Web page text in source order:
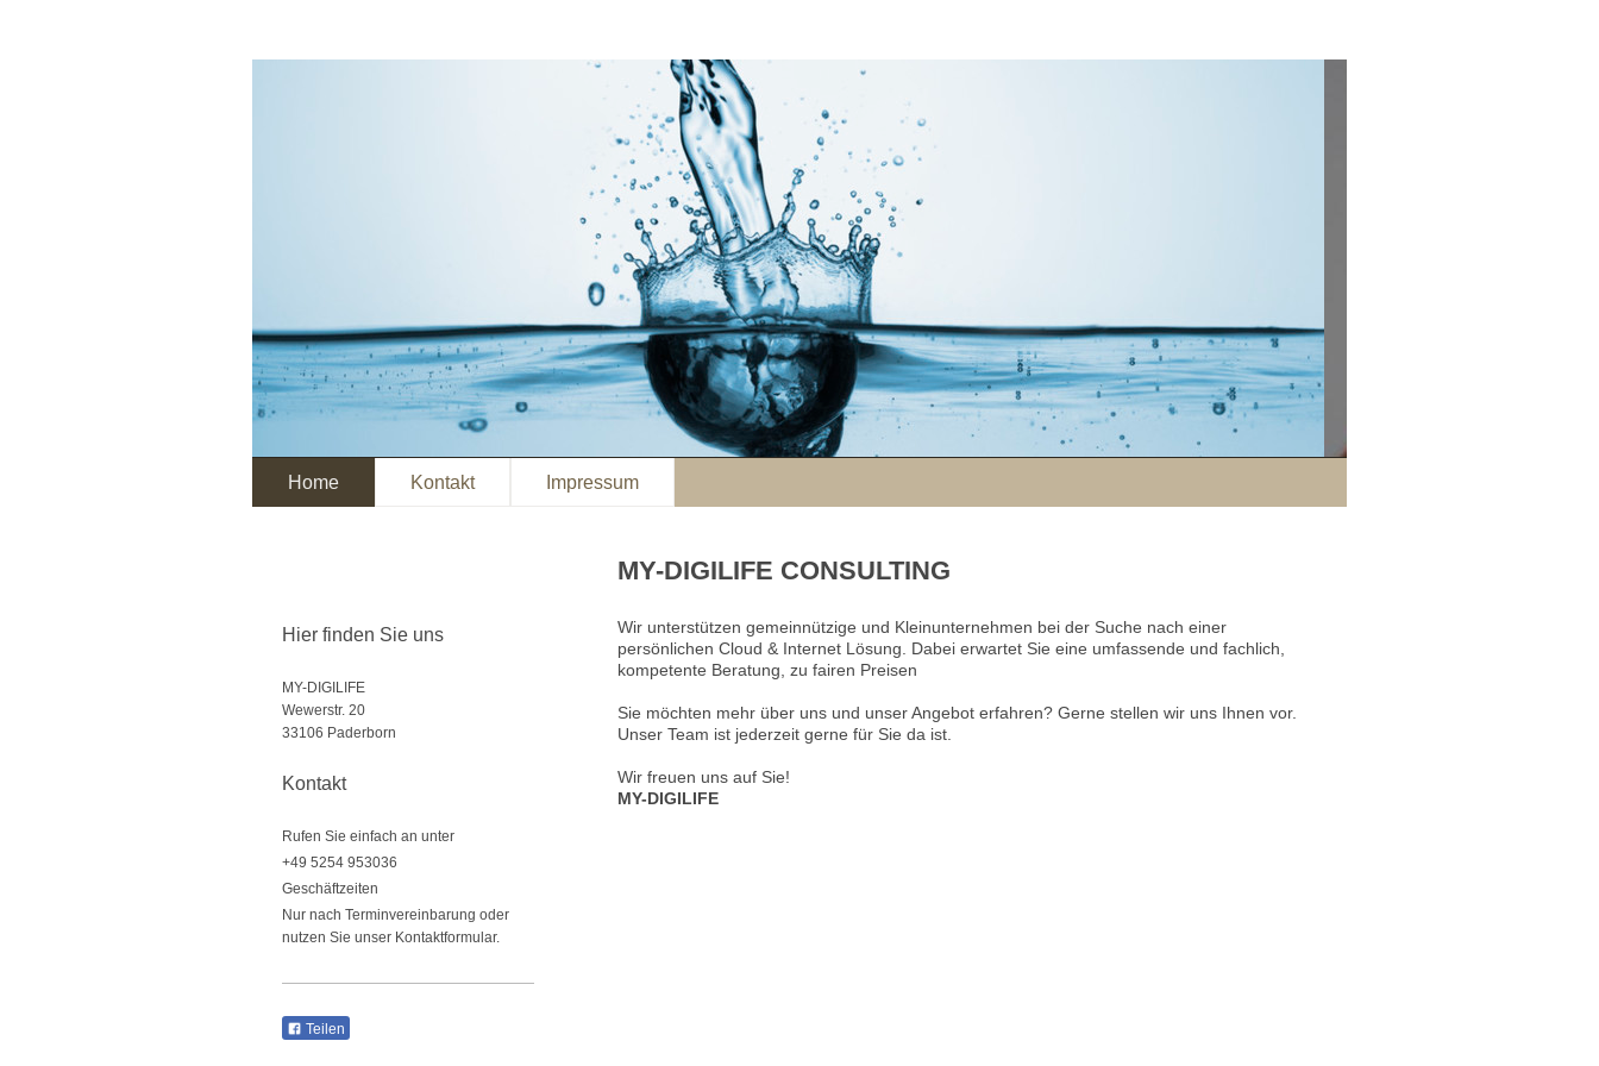
Home Kontakt Impressum
MY-DIGILIFE CONSULTING
Wir unterstützen gemeinnützige und Kleinunternehmen bei der Suche nach einer
persönlichen Cloud & Internet Lösung. Dabei erwartet Sie eine umfassende und fachlich,
kompetente Beratung, zu fairen Preisen
Sie möchten mehr über uns und unser Angebot erfahren? Gerne stellen wir uns Ihnen vor.
Unser Team ist jederzeit gerne für Sie da ist.
Wir freuen uns auf Sie!
MY-DIGILIFE
Hier finden Sie uns
MY-DIGILIFE
Wewerstr. 20
33106 Paderborn
Kontakt
Rufen Sie einfach an unter
+49 5254 953036
Geschäftzeiten
Nur nach Terminvereinbarung oder
nutzen Sie unser Kontaktformular.
Teilen